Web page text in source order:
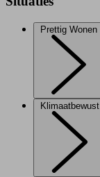
Prettig Wonen
Klimaatbewust